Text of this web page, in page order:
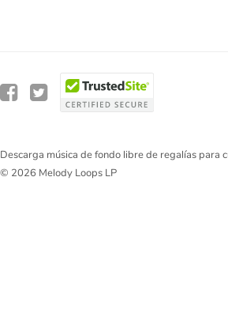
Descarga música de fondo libre de regalías para
© 2026 Melody Loops LP